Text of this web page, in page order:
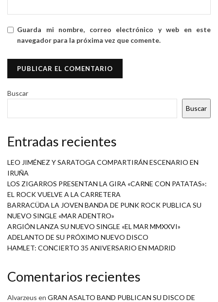
Guarda mi nombre, correo electrónico y web en este
navegador para la próxima vez que comente.
Buscar
Buscar
Entradas recientes
LEO JIMÉNEZ Y SARATOGA COMPARTIRÁN ESCENARIO EN
IRUÑA
LOS ZIGARROS PRESENTAN LA GIRA «CARNE CON PATATAS»:
EL ROCK VUELVE A LA CARRETERA
BARRACÜDA LA JOVEN BANDA DE PUNK ROCK PUBLICA SU
NUEVO SINGLE «MAR ADENTRO»
ARGIÓN LANZA SU NUEVO SINGLE «EL MAR MMXXVI»
ADELANTO DE SU PRÓXIMO NUEVO DISCO
HAMLET: CONCIERTO 35 ANIVERSARIO EN MADRID
Comentarios recientes
Alvarzeus en GRAN ASALTO BAND PUBLICAN SU DISCO DE